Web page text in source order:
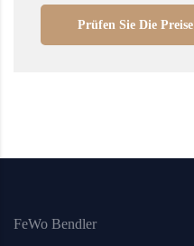
Prüfen Sie Die Preise
FeWo Bendler